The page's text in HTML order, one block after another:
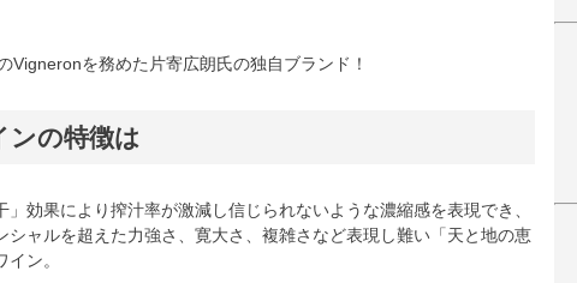
Vigneronを務めた片寄広朗氏の独自ブランド！
ンの特徴は
」効果により搾汁率が激減し信じられないような濃縮感を表現でき、
シャルを超えた力強さ、寛大さ、複雑さなど表現し難い「天と地の恵
ン。